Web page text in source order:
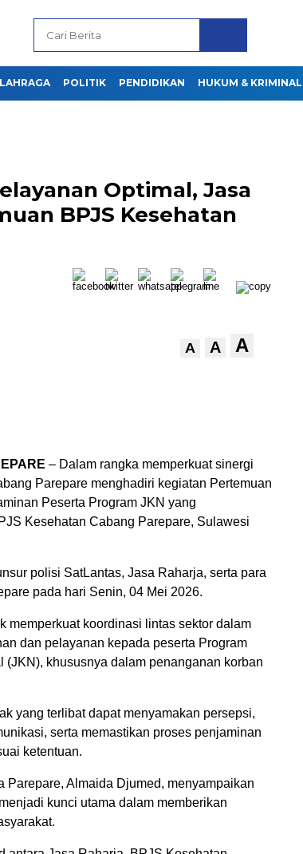
POLITIK PENDIDIKAN HUKUM & KRIMINAL
Optimal, Jasa
BPJS Kesehatan
A A A
– Dalam rangka memperkuat sinergi
Parepare menghadiri kegiatan Pertemuan
Peserta Program JKN yang
Kesehatan Cabang Parepare, Sulawesi
polisi SatLantas, Jasa Raharja, serta para
pada hari Senin, 04 Mei 2026.
memperkuat koordinasi lintas sektor dalam
dan pelayanan kepada peserta Program
khususnya dalam penanganan korban
yang terlibat dapat menyamakan persepsi,
serta memastikan proses penjaminan
ketentuan.
Parepare, Almaida Djumed, menyampaikan
kunci utama dalam memberikan